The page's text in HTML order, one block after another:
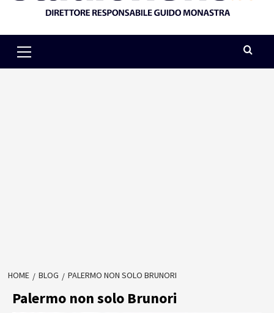
Menu
HOME BLOG PALERMO NON SOLO BRUNORI
Palermo non solo Brunori